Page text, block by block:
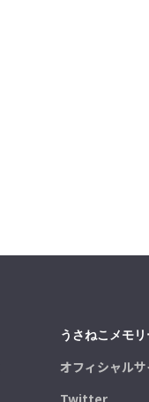
うさねこメモ
オフィシャル
Twitter